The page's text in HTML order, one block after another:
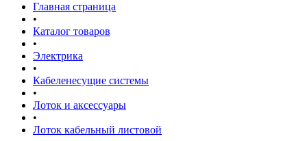
Главная страница
•
Каталог товаров
•
Электрика
•
Кабеленесущие системы
•
Лоток и аксессуары
•
Лоток кабельный листовой